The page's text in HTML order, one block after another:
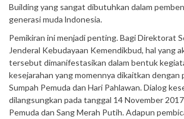
Building yang sangat dibutuhkan dalam
generasi muda lndonesia.
Pemikiran ini menjadi penting. Bagi Direktorat
Jenderal Kebudayaan Kemendikbud, hal yang
tersebut dimanifestasikan dalam bentuk
kesejarahan yang momennya dikaitkan dengan
Sumpah Pemuda dan Hari Pahlawan. Dialog
dilangsungkan pada tanggal 14 November
Pemuda dan Sang Merah Putih. Adapun